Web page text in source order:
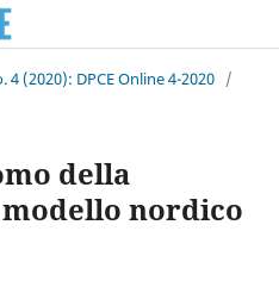
4 (2020): DPCE Online 4-2020 /
della
nordico